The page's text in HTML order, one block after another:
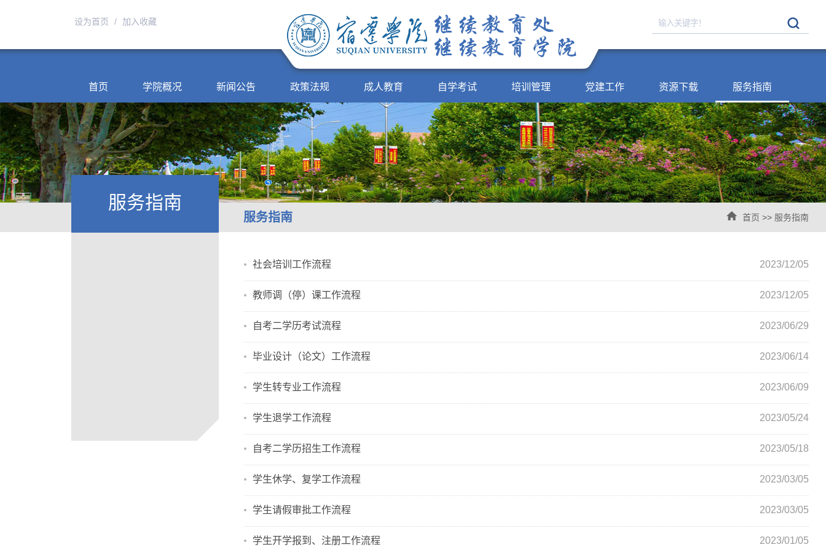
设为首页 / 加入收藏
首页 学院概况 新闻公告 政策法规 成人教育 自学考试 培训管理 党建工作 资源下载 服务指南
服务指南
服务指南 首页 >> 服务指南
社会培训工作流程 2023/12/05
教师调（停）课工作流程 2023/12/05
自考二学历考试流程 2023/06/29
毕业设计（论文）工作流程 2023/06/14
学生转专业工作流程 2023/06/09
学生退学工作流程 2023/05/24
自考二学历招生工作流程 2023/05/18
学生休学、复学工作流程 2023/03/05
学生请假审批工作流程 2023/03/05
学生开学报到、注册工作流程 2023/01/05